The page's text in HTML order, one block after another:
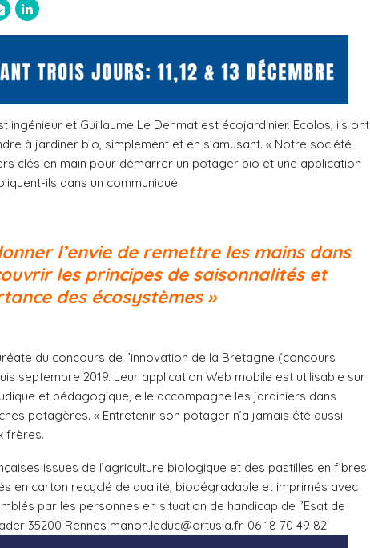
ingénieur et Guillaume Le Denmat est écojardinier. Ecolos, ils ont
à jardiner bio, simplement et en s’amusant. « Notre société
clés en main pour démarrer un potager bio et une application
ils dans un communiqué.
l’envie de remettre les mains dans
les principes de saisonnalités et
des écosystèmes »
du concours de l’innovation de la Bretagne (concours
septembre 2019. Leur application Web mobile est utilisable sur
et pédagogique, elle accompagne les jardiniers dans
potagères. « Entretenir son potager n’a jamais été aussi
frères.
issues de l’agriculture biologique et des pastilles en fibres
en carton recyclé de qualité, biodégradable et imprimés avec
par les personnes en situation de handicap de l’Esat de
35200 Rennes manon.leduc@ortusia.fr. 06 18 70 49 82